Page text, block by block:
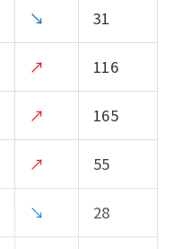
↘ 31
↗ 116
↗ 165
↗ 55
↘ 28